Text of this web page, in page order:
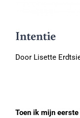
Intentie
Door Lisette
Toen ik mijn